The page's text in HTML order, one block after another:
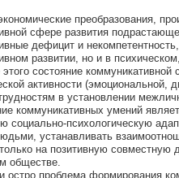
преобразования,
сфере развития
дефицит и
развитии, но и в
этого состояние
активности (эмоциональной,
в установлении
коммуникативных умений
социально-психологическую
устанавливать
на позитивную совместную
обществе.
остро проблема формирования